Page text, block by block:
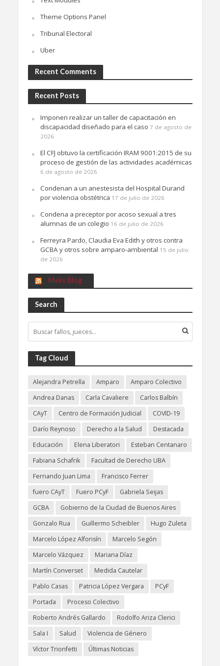
Theme Options Panel
Tribunal Electoral
Uber
Recent Comments
Recent Posts
Imponen realizar un taller de capacitación en
discapacidad diseñado para el caso 7 de agosto de
2026
El CFJ obtuvo la certificación IRAM 9001:2015 de su
proceso de gestión de las actividades académicas
6 de agosto de 2026
Condenan a un anestesista del Hospital Durand
por violencia obstétrica 17 de julio de 2026
Condena a preceptor por acoso sexual a tres
alumnas de un colegio 16 de julio de 2026
Ferreyra Pardo, Claudia Eva Edith y otros contra
GCBA y otros sobre amparo-ambiental 15 de julio
de 2026
Meks Blog
Search
Tag Cloud
Alejandra Petrella Amparo
Amparo Colectivo
Andrea Danas
Carla Cavaliere
Carlos Balbín
CAyT
Centro de Formación Judicial
COVID-19
Darío Reynoso
Derecho a la Salud
Destacada
Educación
Elena Liberatori
Esteban Centanaro
Fabiana Schafrik
Facultad de Derecho UBA
Fernando Juan Lima
Francisco Ferrer
fuero CAyT
Fuero PCyF
Gabriela Seijas
GCBA
Gobierno de la Ciudad de Buenos Aires
Gonzalo Rua
Guillermo Scheibler
Hugo Zuleta
Marcelo López Alfonsín
Marcelo Segón
Marcelo Vázquez
Mariana Díaz
Martín Converset
Medida Cautelar
Pablo Casas
Patricia López Vergara
PCyF
Portada
Proceso Colectivo
Roberto Andrés Gallardo
Rodolfo Ariza Clerici
Sala I
Salud
Violencia de Género
Víctor Trionfetti
Últimas Noticias